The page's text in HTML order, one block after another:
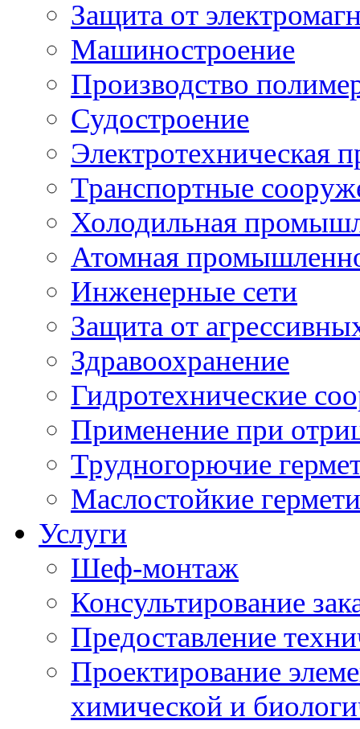
Защита от
Машиностроение
Производство
Судостроение
Электротехническая
Транспортные
Холодильная
Атомная
Инженерные сети
Защита от
Здравоохранение
Гидротехнические
Применение при
Трудногорючие
Маслостойкие
Услуги
Шеф-монтаж
Консультирование
Предоставление
Проектирование
химической и